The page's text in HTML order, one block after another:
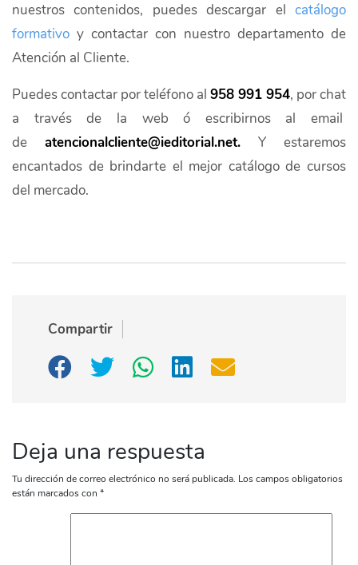
nuestros contenidos, puedes descargar el catálogo
formativo y contactar con nuestro departamento de
Atención al Cliente.
Puedes contactar por teléfono al 958 991 954, por chat
a través de la web ó escribirnos al email
de atencionalcliente@ieditorial.net.Y estaremos
encantados de brindarte el mejor catálogo de cursos
del mercado.
Compartir
Deja una respuesta
Tu dirección de correo electrónico no será publicada. Los campos obligatorios
están marcados con *